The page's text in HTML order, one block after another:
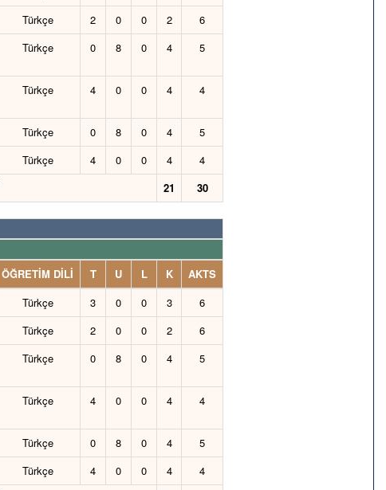
Türkçe 2 0 0 2
6
Türkçe 0 8 0 4 5
Türkçe 4 0 0 4 4
Türkçe 0 8 0 4
5
Türkçe 4 0 0 4
4
21 30
ÖĞRETİM DİLİ T U L K
AKTS
Türkçe 3 0 0 3
6
Türkçe 2 0 0 2
6
Türkçe 0 8 0 4 5
Türkçe 4 0 0 4 4
Türkçe 0 8 0 4
5
Türkçe 4 0 0 4
4